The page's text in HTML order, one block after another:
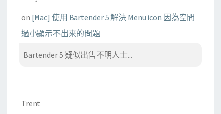
on [Mac] 使用 Bartender 5 解決 Menu icon 因為空間
過小顯示不出來的問題
Bartender 5 疑似出售不明人士...
Trent